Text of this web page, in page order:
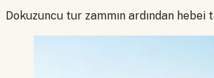
Dokuzuncu tur zammın ardından